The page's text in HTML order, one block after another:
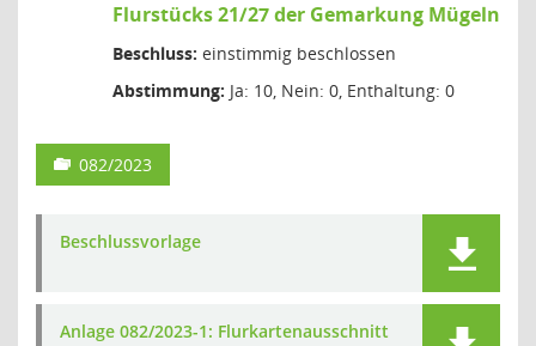
Flurstücks 21/27 der Gemarkung Mügeln
Beschluss: einstimmig beschlossen
Abstimmung: Ja: 10, Nein: 0, Enthaltung: 0
082/2023
Beschlussvorlage
Anlage 082/2023-1: Flurkartenausschnitt